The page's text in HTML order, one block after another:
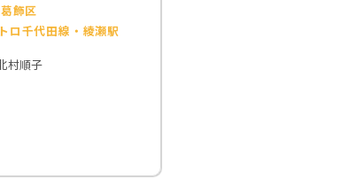
飾区
ロ千代田線・綾瀬駅
村順子